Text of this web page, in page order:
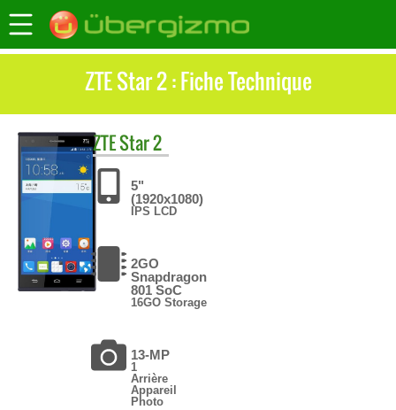
ZTE Star 2 : Fiche Technique
ZTEStar 2
5"
(1920x1080)
IPS LCD
2GO
Snapdragon
801 SoC
16GO Storage
13-MP
1
Arrière
Appareil
Photo